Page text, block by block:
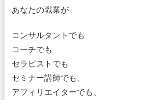
あなたの職業が
コンサルタントでも
コーチでも
セラピストでも
セミナー講師でも、
アフィリエイターでも、